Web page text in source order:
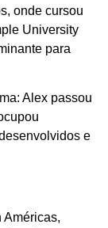
onde cursou
University
para
Alex passou
e
Américas,